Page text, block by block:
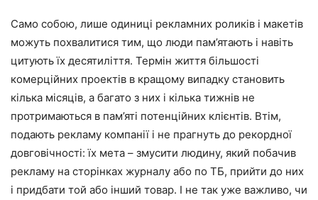
Само собою, лише одиниці рекламних роликів і макетів
можуть похвалитися тим, що люди пам’ятають і навіть
цитують їх десятиліття. Термін життя більшості
комерційних проектів в кращому випадку становить
кілька місяців, а багато з них і кілька тижнів не
протримаються в пам’яті потенційних клієнтів. Втім,
подають рекламу компанії і не прагнуть до рекордної
довговічності: їх мета – змусити людину, який побачив
рекламу на сторінках журналу або по ТБ, прийти до них
і придбати той або інший товар. І не так уже важливо, чи